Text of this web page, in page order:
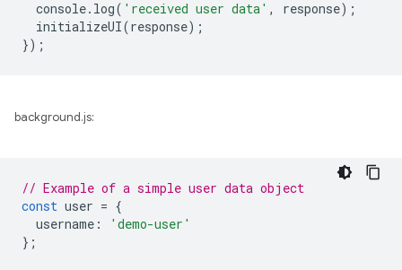
console. log( 'received user data' , response);
initializeUI(response);
});
background.js:
// Example of a simple user data object
const user = {
username :
'demo-user'
};